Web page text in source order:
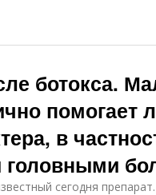
ботокса.
помогает
в
сегодня